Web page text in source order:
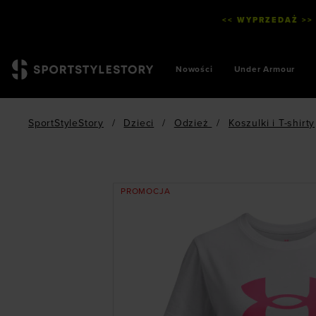
<< WYPRZEDAŻ
Nowości Under Armour
SportStyleStory / Dzieci / Odzież / Koszulki i T-shirty
PROMOCJA